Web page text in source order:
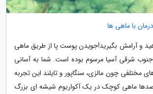
با ماهی ها
و آرامش بگیرید!جویدن پوست پا از طریق ماهی
شرقی آسیا مرسوم بوده است. شما به آسانی
مختلفی چون مالزی، سنگاپور و تایلند این تجربه
ماهی کوچک در یک آکواریوم شیشه ای بزرگ